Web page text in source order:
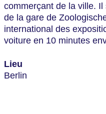
commerçant de la ville.
de la gare de
international des
voiture en 10 minutes
Lieu
Berlin